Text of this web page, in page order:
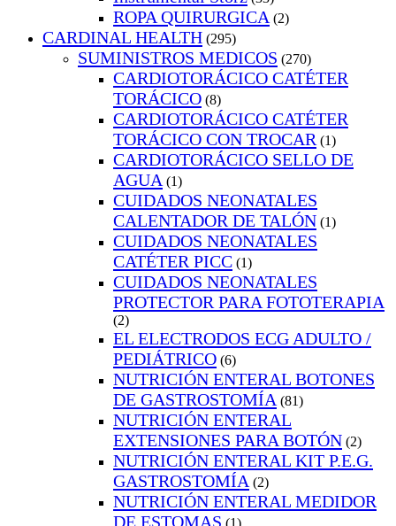
ROPA QUIRURGICA (2)
CARDINAL HEALTH (295)
SUMINISTROS MEDICOS (270)
CARDIOTORÁCICO CATÉTER
TORÁCICO (8)
CARDIOTORÁCICO CATÉTER
TORÁCICO CON TROCAR (1)
CARDIOTORÁCICO SELLO DE
AGUA (1)
CUIDADOS NEONATALES
CALENTADOR DE TALÓN (1)
CUIDADOS NEONATALES
CATÉTER PICC (1)
CUIDADOS NEONATALES
PROTECTOR PARA FOTOTERAPIA
(2)
EL ELECTRODOS ECG ADULTO /
PEDIÁTRICO (6)
NUTRICIÓN ENTERAL BOTONES
DE GASTROSTOMÍA (81)
NUTRICIÓN ENTERAL
EXTENSIONES PARA BOTÓN (2)
NUTRICIÓN ENTERAL KIT P.E.G.
GASTROSTOMÍA (2)
NUTRICIÓN ENTERAL MEDIDOR
DE ESTOMAS